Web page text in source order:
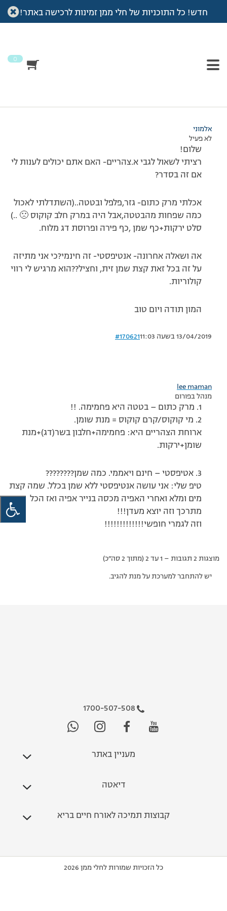
חדש! כל התוכניות של חלי ממן זמינות לרכישה באתר!
0
עמוד הבית >דיונים>פורום >בדיקה לגבי ארוחת צהריים
מוצגות 2 תגובות – 1 עד 2 (מתוך 2 סה״כ)
אלמוני
לא פעיל
שלום!
רציתי לשאול לגבי א.צהריים- האם אתם יכולים לענות לי
אם זה בסדר?
אכלתי מרק כתום- גזר,פלפל ובטטה..(השתדלתי לאכול
כמה שפחות מהבטטה,אבל היה במרק חלב קוקוס 🙁 ..)
סלט ירקות+כף שמן ,כף פירה ופרוסת דג מלוח.
אה ושאלה אחרונה- אנטיפסטי- זה חינמי?כי אני מתיזה
על זה בכל זאת קצת שמן זית, וחציל??הוא מרגיש לי רווי
קולוריות.
המון תודה ויום טוב
13/04/2019 בשעה 11:03 #170621
lee maman
מנהל בפורום
1. מרק כתום – בטטה היא פחמימה. !!
2. מי קוקוס/קרם קוקוס = מנת שומן.
ארוחת הצהריים היא: פחמימה+חלבון בשר(דג)+מנת
שומן+ירקות.
3. אטיפסטי – חינם ויאממי. כמה שמן????????
טיפ שלי: אני עושה אנטיפסטי ללא שמן בכלל. שמה קצת
מים ומלא ואחרי האפיה מכסה בנייר אפיה ואז הכל
מתרכך וזה יוצא מעדן!!!
וזה לגמרי חופשי!!!!!!!!!!!!!
מוצגות 2 תגובות – 1 עד 2 (מתוך 2 סה״כ)
יש להתחבר למערכת על מנת להגיב.
1700-507-508
מעניין באתר
דיאטה
קבוצות תמיכה לאורח חיים בריא
כל הזכויות שמורות לחלי ממן 2026